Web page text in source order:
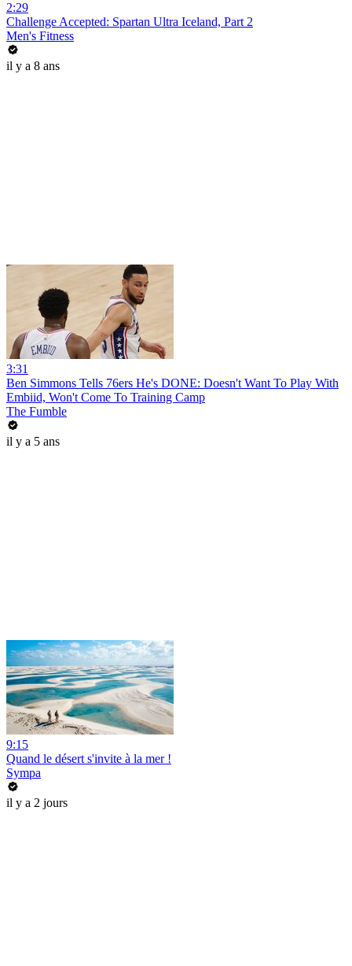
2:29
Challenge Accepted: Spartan Ultra Iceland, Part 2
Men's Fitness
il y a 8 ans
3:31
Ben Simmons Tells 76ers He's DONE: Doesn't Want To Play With
Embiid, Won't Come To Training Camp
The Fumble
il y a 5 ans
9:15
Quand le désert s'invite à la mer !
Sympa
il y a 2 jours